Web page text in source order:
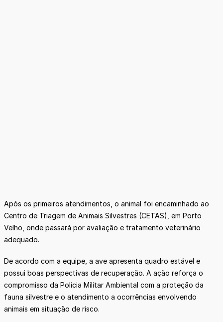
Após os primeiros atendimentos, o animal foi encaminhado ao
Centro de Triagem de Animais Silvestres (CETAS), em Porto
Velho, onde passará por avaliação e tratamento veterinário
adequado.
De acordo com a equipe, a ave apresenta quadro estável e
possui boas perspectivas de recuperação. A ação reforça o
compromisso da Polícia Militar Ambiental com a proteção da
fauna silvestre e o atendimento a ocorrências envolvendo
animais em situação de risco.